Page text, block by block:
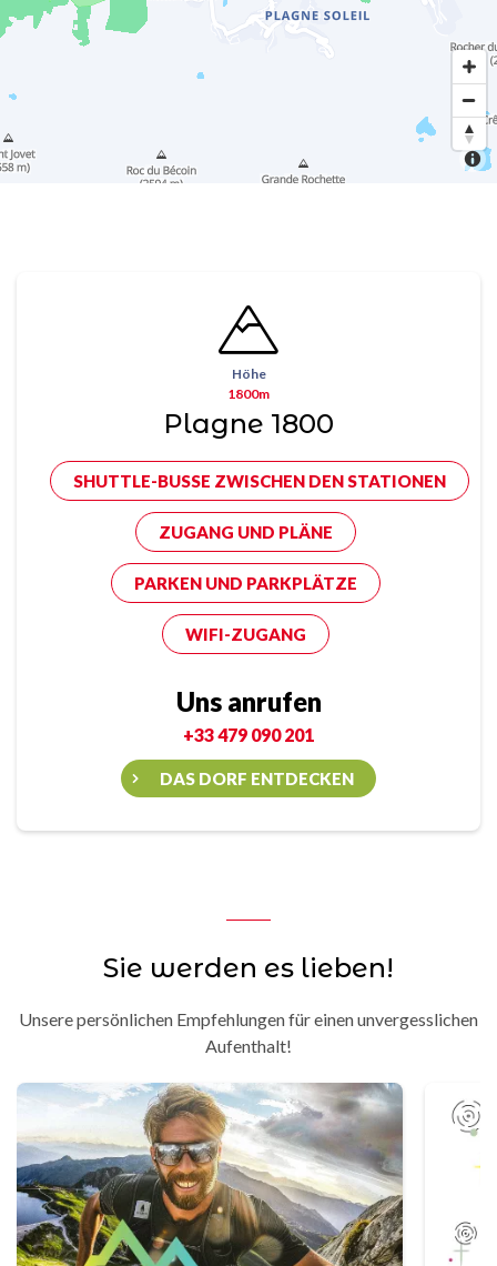
Höhe
1800m
Plagne 1800
SHUTTLE-BUSSE ZWISCHEN DEN STATIONEN
ZUGANG UND PLÄNE
PARKEN UND PARKPLÄTZE
WIFI-ZUGANG
Uns anrufen
+33 479 090 201
DAS DORF ENTDECKEN
Sie werden es lieben!
Unsere persönlichen Empfehlungen für einen unvergesslichen
Aufenthalt!